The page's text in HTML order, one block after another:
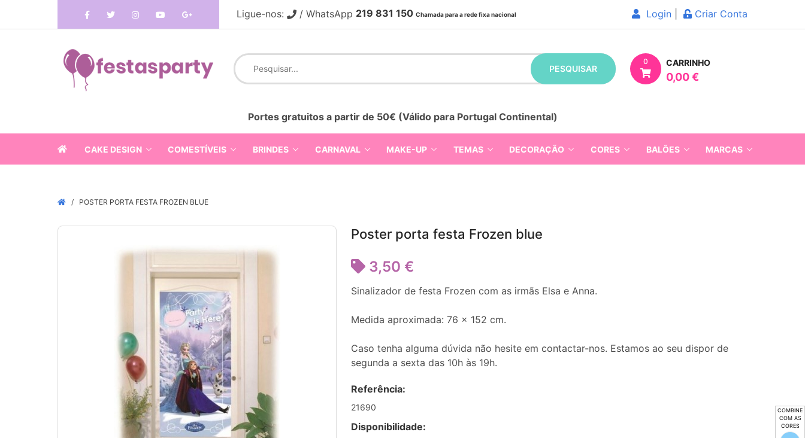
COMBINE
COM AS
CORES
Ligue-nos: / WhatsApp 219 831 150 Chamada para a rede fixa nacional Login Criar Conta
PESQUISAR
0 CARRINHO
0,00 €
Portes gratuitos a partir de 50€ (Válido para Portugal Continental)
CAKE DESIGN COMESTÍVEIS BRINDES CARNAVAL MAKE-UP TEMAS DECORAÇÃO CORES BALÕES MARCAS
POSTER PORTA FESTA FROZEN BLUE
Poster porta festa Frozen blue
3,50 €
Sinalizador de festa Frozen com as irmãs Elsa e Anna.
Medida aproximada: 76 x 152 cm.
Caso tenha alguma dúvida não hesite em contactar-nos. Estamos ao seu dispor de
segunda a sexta das 10h às 19h.
Referência:
21690
Disponibilidade: